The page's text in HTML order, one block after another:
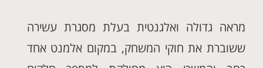
מראה גדולה ואלגנטית בעלת מסגרת עשירה
ששוברת את חוקי המשחק, במקום אלמנט אחד